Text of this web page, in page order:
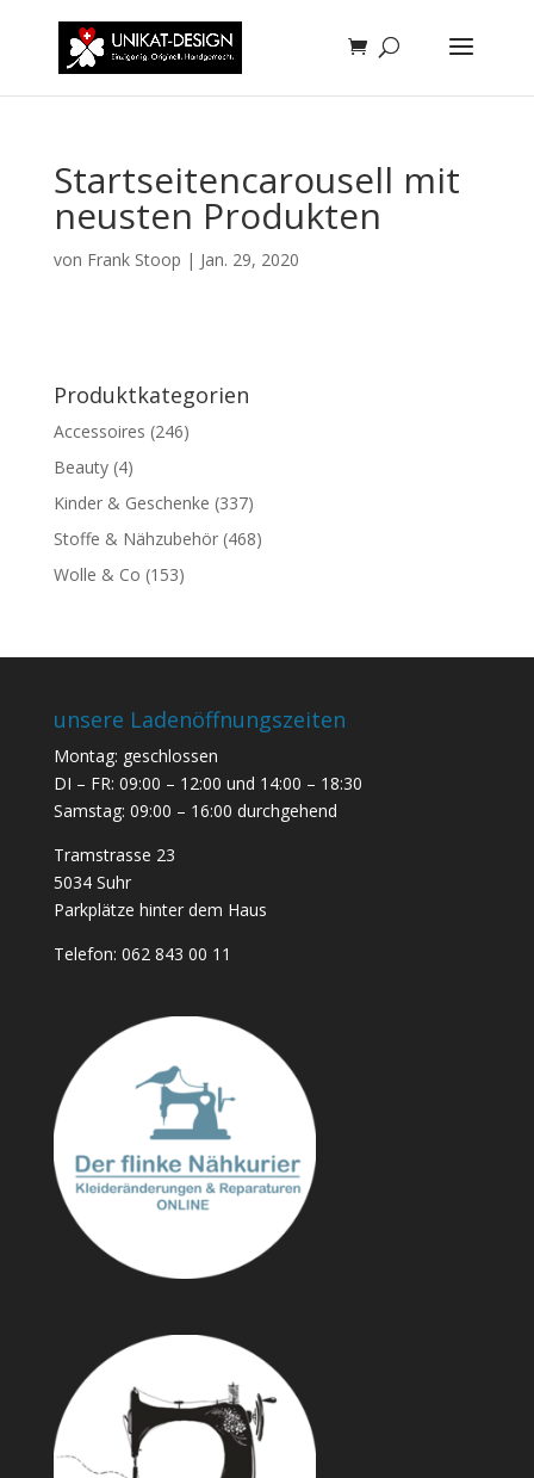
Startseitencarousell mit
neusten Produkten
von Frank Stoop | Jan. 29, 2020
Produktkategorien
Accessoires (246)
Beauty (4)
Kinder & Geschenke (337)
Stoffe & Nähzubehör (468)
Wolle & Co (153)
unsere Ladenöffnungszeiten
Montag: geschlossen
DI – FR: 09:00 – 12:00 und 14:00 – 18:30
Samstag: 09:00 – 16:00 durchgehend
Tramstrasse 23
5034 Suhr
Parkplätze hinter dem Haus
Telefon: 062 843 00 11